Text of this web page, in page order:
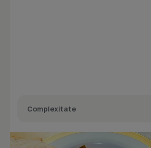
Complexitate